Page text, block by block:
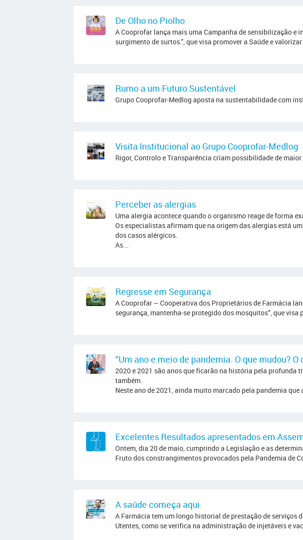
De Olho no Piolho
A Cooprofar lança mais uma Campanha de sensibilização e
surgimento de surtos.”, que visa promover a Saúde e
Rumo a um Futuro Sustentável
Grupo Cooprofar-Medlog aposta na sustentabilidade com
Visita Institucional ao Grupo Cooprofar-Medlog
Rigor, Controlo e Transparência criam possibilidade de
Perceber as alergias
Uma alergia acontece quando o organismo reage de forma
Os especialistas afirmam que na origem das alergias está
dos casos alérgicos.
As...
Regresse em Segurança
A Cooprofar – Cooperativa dos Proprietários de Farmácia
segurança, mantenha-se protegido dos mosquitos”, que
“Um ano e meio de pandemia. O que mudou?
2020 e 2021 são anos que ficarão na história pela profunda
também.
Neste ano de 2021, ainda muito marcado pela pandemia
Excelentes Resultados apresentados em
Ontem, dia 20 de maio, cumprindo a Legislação e as
Fruto dos constrangimentos provocados pela Pandemia de
A saúde começa aqui.
A Farmácia tem um longo historial de prestação de serviços
Utentes, como se verifica na administração de injetáveis e